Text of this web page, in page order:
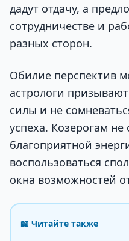
дадут отдачу, а
сотрудничестве и
разных сторон.
Обилие перспектив
астрологи
силы и не
успеха. Козерогам не
благоприятной
воспользоваться
окна возможностей
📖 Читайте также